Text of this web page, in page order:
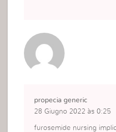
propecia generic
28 Giugno 2022 às 0:25
furosemide nursing